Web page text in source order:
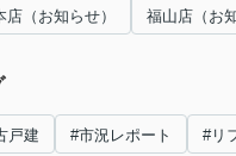
店（お知らせ） 福山店（お
戸建 #市況レポート #リ